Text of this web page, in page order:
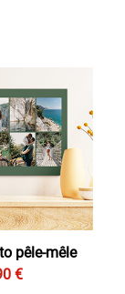
pêle-mêle
€